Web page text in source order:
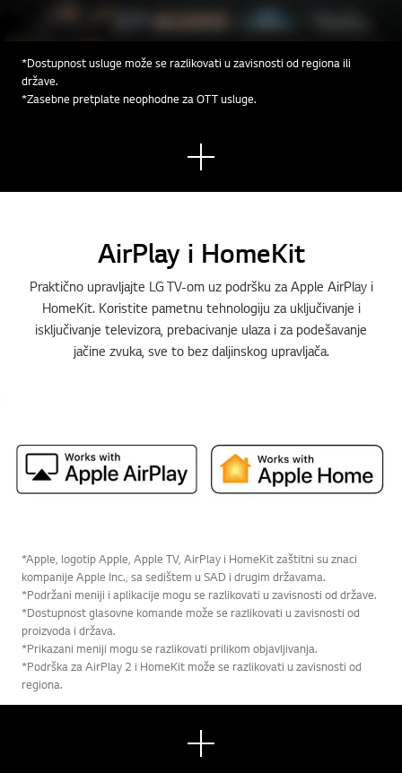
*Dostupnost usluge može se razlikovati u zavisnosti od regiona ili
države.
*Zasebne pretplate neophodne za OTT usluge.
Pogl
edaj
te
AirPlay i HomeKit
Praktično upravljajte LG TV-om uz podršku za Apple AirPlay i
HomeKit. Koristite pametnu tehnologiju za uključivanje i
isključivanje televizora, prebacivanje ulaza i za podešavanje
jačine zvuka, sve to bez daljinskog upravljača.
*Apple, logotip Apple, Apple TV, AirPlay i HomeKit zaštitni su znaci
kompanije Apple Inc., sa sedištem u SAD i drugim državama.
*Podržani meniji i aplikacije mogu se razlikovati u zavisnosti od države.
*Dostupnost glasovne komande može se razlikovati u zavisnosti od
proizvoda i država.
*Prikazani meniji mogu se razlikovati prilikom objavljivanja.
*Podrška za AirPlay 2 i HomeKit može se razlikovati u zavisnosti od
regiona.
Pogl
edaj